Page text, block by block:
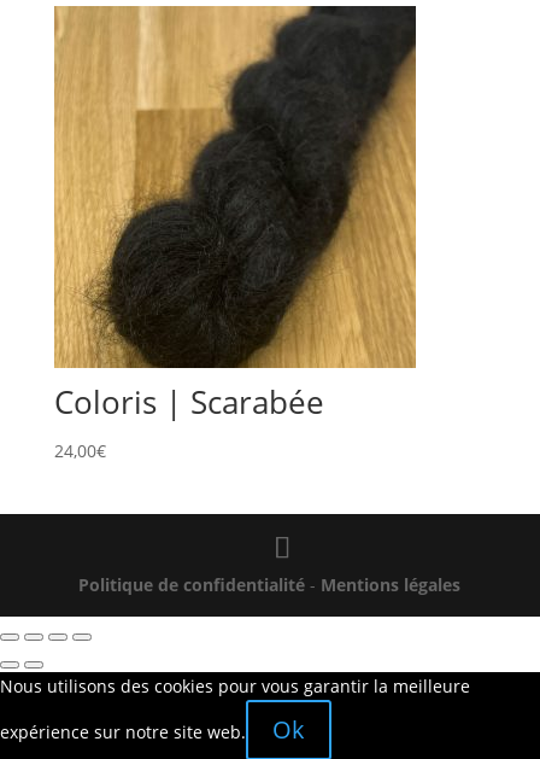
Coloris | Scarabée
24,00€
Politique de confidentialité - Mentions légales
Nous utilisons des cookies pour vous garantir la meilleure
expérience sur notre site web.
Ok